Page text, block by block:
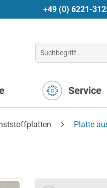
+49 (0) 6221-
Service
Platte